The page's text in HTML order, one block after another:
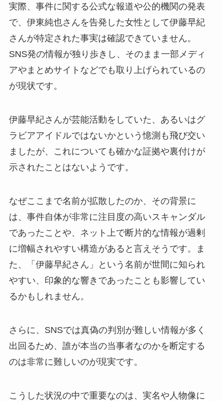
実際、事件に関する公式な報道や公的機関の発表
で、伊東純也さんを告発した女性として伊藤早紀
さんが特定された事実は確認できていません。
SNS発の情報が独り歩きし、そのまま一部メディ
アやまとめサイトなどでも取り上げられているの
が現状です。
伊藤早紀さんが芸能活動をしていた、あるいはグ
ラビアアイドルではないかという憶測も飛び交い
ましたが、これについても確かな証拠や裏付けが
示されたことはないようです。
なぜここまで名前が拡散したのか、その背景に
は、事件自体が非常に注目度の高いスキャンダル
であったことや、ネット上で断片的な情報が過剰
に増幅されやすい構造があると言えそうです。ま
た、「伊藤早紀さん」という名前が世間に知られ
やすい、印象的な響きであったことも影響してい
るかもしれません。
さらに、SNSでは真偽の判別が難しい情報が多く
出回るため、誰が本当の当事者なのかを断定する
のは非常に難しいのが現実です。
こうした状況の中で重要なのは、実名や人物像に